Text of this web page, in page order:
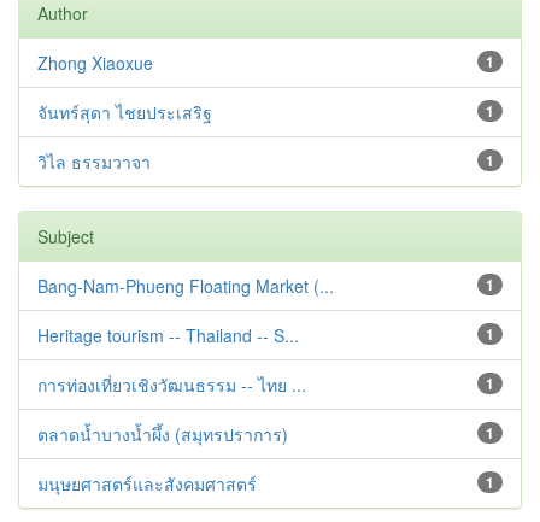
Author
1
Zhong Xiaoxue
1
จันทร์สุดา ไชยประเสริฐ
1
วิไล ธรรมวาจา
Subject
1
Bang-Nam-Phueng Floating Market (...
1
Heritage tourism -- Thailand -- S...
1
การท่องเที่ยวเชิงวัฒนธรรม -- ไทย ...
1
ตลาดน้ำบางน้ำผึ้ง (สมุทรปราการ)
1
มนุษยศาสตร์และสังคมศาสตร์